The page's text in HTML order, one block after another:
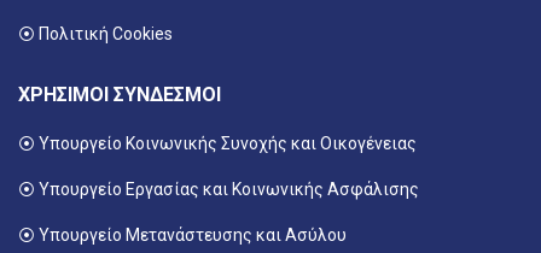
⦿ Πολιτική Cookies
ΧΡΗΣΙΜΟΙ ΣΥΝΔΕΣΜΟΙ
⦿ Υπουργείο Κοινωνικής Συνοχής και Οικογένειας
⦿ Υπουργείο Εργασίας και Κοινωνικής Ασφάλισης
⦿ Υπουργείο Μετανάστευσης και Ασύλου